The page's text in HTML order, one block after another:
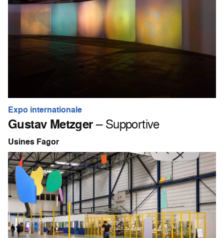
Expo internationale
Gustav Metzger– Supportive
Usines Fagor